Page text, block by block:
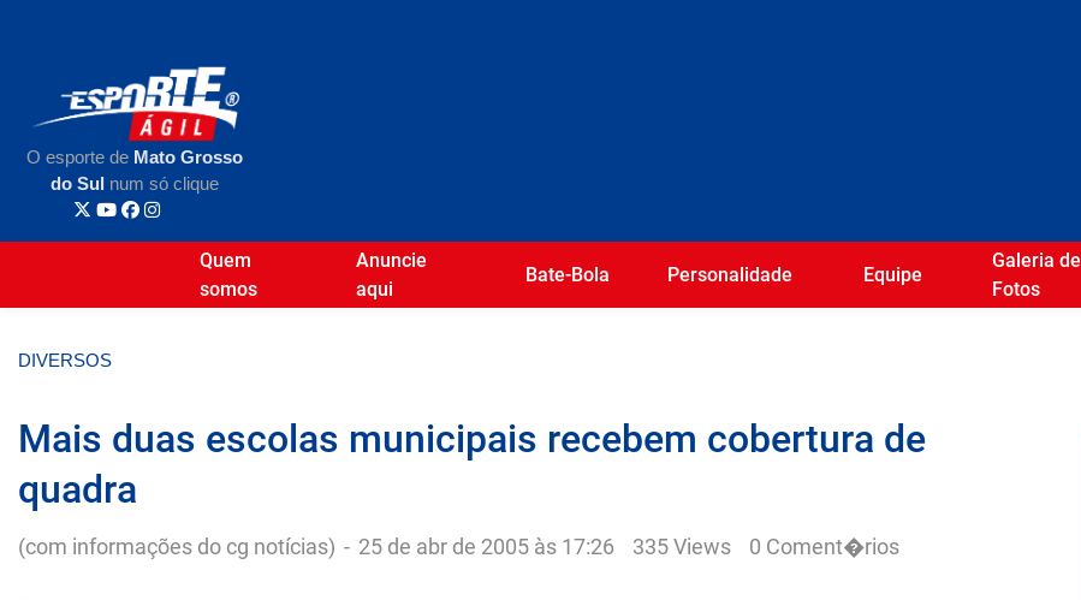
O esporte de Mato Grosso
do Sul num só clique
Quem
somos
Anuncie
aqui
Bate-Bola Personalidade Equipe
Galeria de
Fotos
DIVERSOS
Mais duas escolas municipais recebem cobertura de
quadra
(com informações do cg notícias) - 25 de abr de 2005 às 17:26 335 Views 0 Coment�rios